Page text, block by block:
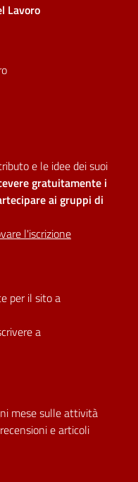
Lavoro
e le idee dei suoi
gratuitamente i
ai gruppi di
l'iscrizione
per il sito a
a
mese sulle attività
e articoli